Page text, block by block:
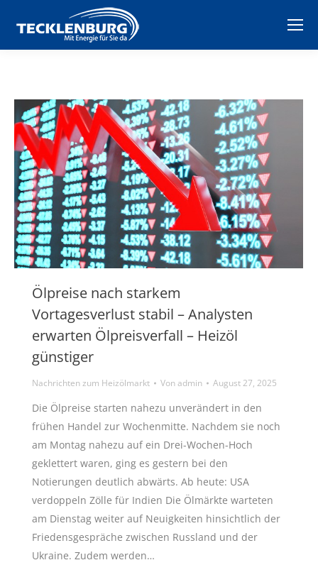
Ölpreise nach starkem
Vortagesverlust stabil – Analysten
erwarten Ölpreisverfall – Heizöl
günstiger
Nachrichten zum Heizölmarkt Vonadmin August 27, 2025
Die Ölpreise starten nahezu unverändert in den
frühen Handel zur Wochenmitte. Nachdem sie noch
am Montag nahezu auf ein Drei-Wochen-Hoch
geklettert waren, ging es gestern bei den
Notierungen deutlich abwärts. Ab heute: USA
verdoppeln Zölle für Indien Die Ölmärkte warteten
am Dienstag weiter auf Neuigkeiten hinsichtlich der
Friedensgespräche zwischen Russland und der
Ukraine. Zudem werden…